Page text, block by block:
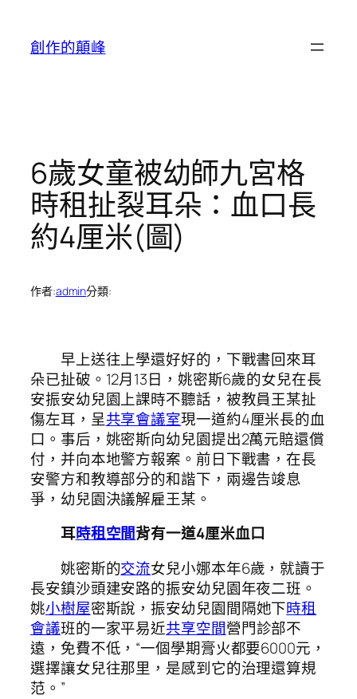
創作的顛峰
6歲女童被幼師九宮格
時租扯裂耳朵：血口長
約4厘米(圖)
作者:admin分類:
早上送往上學還好好的，下戰書回來耳
朵已扯破。12月13日，姚密斯6歲的女兒在長
安振安幼兒園上課時不聽話，被教員王某扯
傷左耳，呈共享會議室現一道約4厘米長的血
口。事后，姚密斯向幼兒園提出2萬元賠還償
付，并向本地警方報案。前日下戰書，在長
安警方和教導部分的和諧下，兩邊告竣息
爭，幼兒園決議解雇王某。
耳時租空間背有一道4厘米血口
姚密斯的交流女兒小娜本年6歲，就讀于
長安鎮沙頭建安路的振安幼兒園年夜二班。
姚小樹屋密斯說，振安幼兒園間隔她下時租
會議班的一家平易近共享空間營門診部不
遠，免費不低，“一個學期膏火都要6000元，
選擇讓女兒往那里，是感到它的治理還算規
范。”